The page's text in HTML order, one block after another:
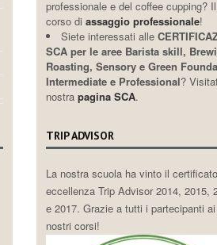
professionale e del coffee cupping? Il
corso di assaggio professionale!
Siete interessati alle
SCA per le aree Barista skill,
Roasting, Sensory e Green
Intermediate e Professional?
nostra pagina SCA.
TRIP ADVISOR
La nostra scuola ha vinto il
eccellenza Trip Advisor 2014, 2015,
e 2017. Grazie a tutti i partecipanti ai
nostri corsi!